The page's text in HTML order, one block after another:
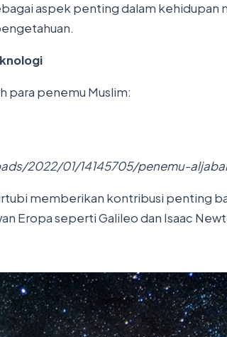
aspek penting dalam kehidupan
para penemu Muslim:
2022/01/14145705/penemu-
memberikan kontribusi penting
Eropa seperti Galileo dan Isaac